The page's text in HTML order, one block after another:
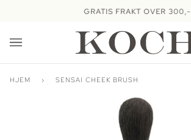
GRATIS FRAKT OVER 300,-
HJEM › SENSAI CHEEK BRUSH